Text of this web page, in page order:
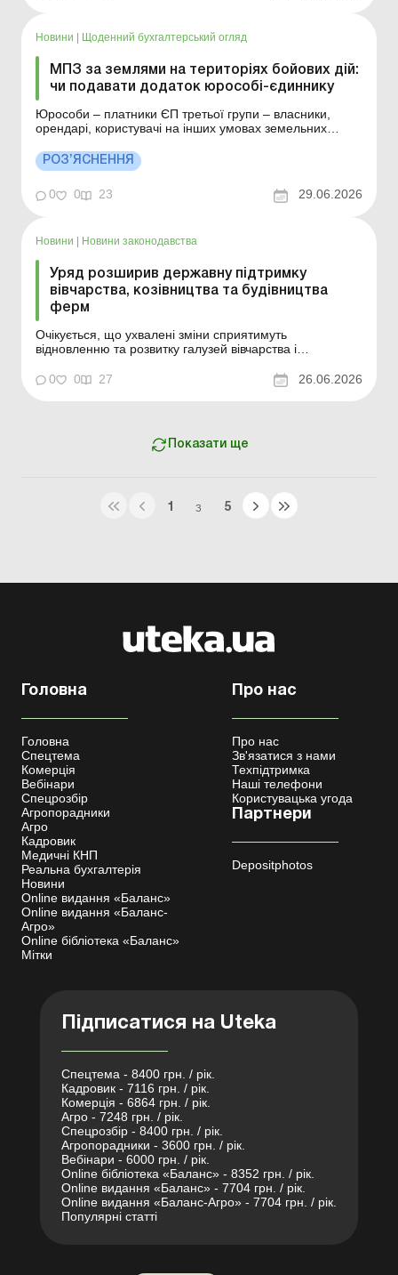
Новини Щоденний бухгалтерський огляд
МПЗ за землями на територіях бойових дій:
чи подавати додаток юрособі-єдиннику
Юрособи – платники ЄП третьої групи – власники,
орендарі, користувачі на інших умовах земельних
територіях активних бойових дій або на тимчасово
окупованих рф, які включені до Переліку територій, не
РОЗ’ЯСНЕННЯ
0 0 23 29.06.2026
Новини | Новини законодавства
Уряд розширив державну підтримку
вівчарства, козівництва та будівництва
ферм
Очікується, що ухвалені зміни сприятимуть
відновленню та розвитку галузей вівчарства і
та інвестиції у відповідну виробничу інфраструктуру, а
також посилять підтримку підприємств, які
0 0 27 26.06.2026
Показати ще
1 З 5
Головна
Головна
Спецтема
Комерція
Вебінари
Спецрозбір
Агропорадники
Агро
Кадровик
Медичні КНП
Реальна бухгалтерія
Новини
Online видання «Баланс»
Online видання «Баланс-
Агро»
Online бібліотека «Баланс»
Мітки
Про нас
Про нас
Зв'язатися з нами
Техпідтримка
Наші телефони
Користувацька угода
Партнери
Depositphotos
Підписатися на Uteka
Спецтема - 8400 грн. / рік.
Кадровик - 7116 грн. / рік.
Комерція - 6864 грн. / рік.
Агро - 7248 грн. / рік.
Спецрозбір - 8400 грн. / рік.
Агропорадники - 3600 грн. / рік.
Вебінари - 6000 грн. / рік.
Online бібліотека «Баланс» - 8352 грн. / рік.
Online видання «Баланс» - 7704 грн. / рік.
Online видання «Баланс-Агро» - 7704 грн. / рік.
Популярні статті